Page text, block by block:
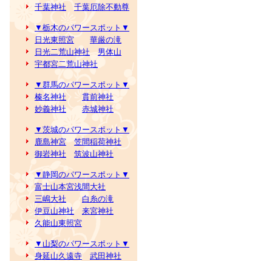
千葉神社
千葉厄除不動尊
▼栃木のパワースポット▼
日光東照宮
華厳の滝
日光二荒山神社
男体山
宇都宮二荒山神社
▼群馬のパワースポット▼
榛名神社
貫前神社
妙義神社
赤城神社
▼茨城のパワースポット▼
鹿島神宮
笠間稲荷神社
御岩神社
筑波山神社
▼静岡のパワースポット▼
富士山本宮浅間大社
三嶋大社
白糸の滝
伊豆山神社
来宮神社
久能山東照宮
▼山梨のパワースポット▼
身延山久遠寺
武田神社